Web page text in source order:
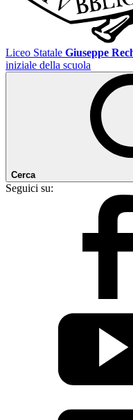
Liceo Statale Giuseppe
iniziale della scuola
Cerca
Seguici su: